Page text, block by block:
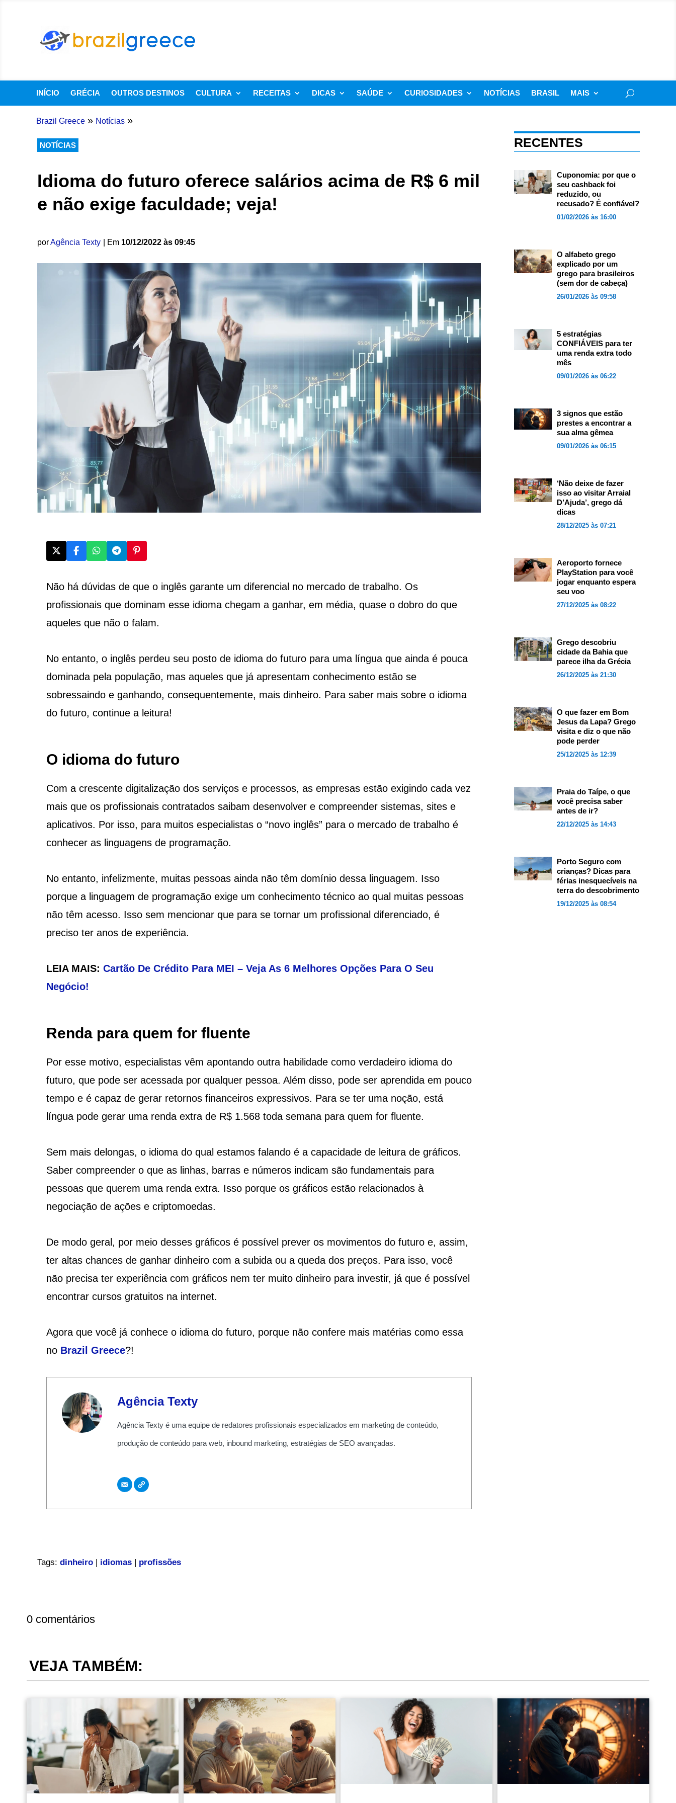
INÍCIO GRÉCIA OUTROS DESTINOS CULTURA RECEITAS DICAS SAÚDE CURIOSIDADES NOTÍCIAS BRASIL MAIS
Brazil Greece » Notícias »
NOTÍCIAS
Idioma do futuro oferece salários acima de R$ 6 mil
e não exige faculdade; veja!
porAgência Texty | Em 10/12/2022 às 09:45
Não há dúvidas de que o inglês garante um diferencial no mercado de trabalho. Os
profissionais que dominam esse idioma chegam a ganhar, em média, quase o dobro do que
aqueles que não o falam.
No entanto, o inglês perdeu seu posto de idioma do futuro para uma língua que ainda é pouca
dominada pela população, mas aqueles que já apresentam conhecimento estão se
sobressaindo e ganhando, consequentemente, mais dinheiro. Para saber mais sobre o idioma
do futuro, continue a leitura!
O idioma do futuro
Com a crescente digitalização dos serviços e processos, as empresas estão exigindo cada vez
mais que os profissionais contratados saibam desenvolver e compreender sistemas, sites e
aplicativos. Por isso, para muitos especialistas o “novo inglês” para o mercado de trabalho é
conhecer as linguagens de programação.
No entanto, infelizmente, muitas pessoas ainda não têm domínio dessa linguagem. Isso
porque a linguagem de programação exige um conhecimento técnico ao qual muitas pessoas
não têm acesso. Isso sem mencionar que para se tornar um profissional diferenciado, é
preciso ter anos de experiência.
LEIA MAIS: Cartão De Crédito Para MEI – Veja As 6 Melhores Opções Para O Seu
Negócio!
Renda para quem for fluente
Por esse motivo, especialistas vêm apontando outra habilidade como verdadeiro idioma do
futuro, que pode ser acessada por qualquer pessoa. Além disso, pode ser aprendida em pouco
tempo e é capaz de gerar retornos financeiros expressivos. Para se ter uma noção, está
língua pode gerar uma renda extra de R$ 1.568 toda semana para quem for fluente.
Sem mais delongas, o idioma do qual estamos falando é a capacidade de leitura de gráficos.
Saber compreender o que as linhas, barras e números indicam são fundamentais para
pessoas que querem uma renda extra. Isso porque os gráficos estão relacionados à
negociação de ações e criptomoedas.
De modo geral, por meio desses gráficos é possível prever os movimentos do futuro e, assim,
ter altas chances de ganhar dinheiro com a subida ou a queda dos preços. Para isso, você
não precisa ter experiência com gráficos nem ter muito dinheiro para investir, já que é possível
encontrar cursos gratuitos na internet.
Agora que você já conhece o idioma do futuro, porque não confere mais matérias como essa
no Brazil Greece?!
Agência Texty
Agência Texty é uma equipe de redatores profissionais especializados em marketing de conteúdo,
produção de conteúdo para web, inbound marketing, estratégias de SEO avançadas.
Tags: dinheiro| idiomas| profissões
RECENTES
Cuponomia: por que o
seu cashback foi
reduzido, ou
recusado? É confiável?
01/02/2026 às 16:00
O alfabeto grego
explicado por um
grego para brasileiros
(sem dor de cabeça)
26/01/2026 às 09:58
5 estratégias
CONFIÁVEIS para ter
uma renda extra todo
mês
09/01/2026 às 06:22
3 signos que estão
prestes a encontrar a
sua alma gêmea
09/01/2026 às 06:15
‘Não deixe de fazer
isso ao visitar Arraial
D’Ajuda’, grego dá
dicas
28/12/2025 às 07:21
Aeroporto fornece
PlayStation para você
jogar enquanto espera
seu voo
27/12/2025 às 08:22
Grego descobriu
cidade da Bahia que
parece ilha da Grécia
26/12/2025 às 21:30
O que fazer em Bom
Jesus da Lapa? Grego
visita e diz o que não
pode perder
25/12/2025 às 12:39
Praia do Taípe, o que
você precisa saber
antes de ir?
22/12/2025 às 14:43
Porto Seguro com
crianças? Dicas para
férias inesquecíveis na
terra do descobrimento
19/12/2025 às 08:54
0 comentários
VEJA TAMBÉM: